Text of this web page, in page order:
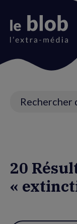
20
«